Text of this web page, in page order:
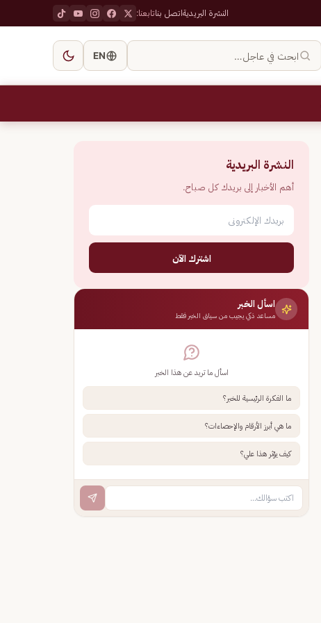
النشرة البريديةاتصل بناتابعنا:
ابحث في عاجل… EN
النشرة البريدية
أهم الأخبار إلى بريدك كل صباح.
اشترك الآن
اسأل الخبر
مساعد ذكي يجيب من سياق الخبر فقط
اسأل ما تريد عن هذا الخبر
ما الفكرة الرئيسية للخبر؟
ما هي أبرز الأرقام والإحصاءات؟
كيف يؤثر هذا علي؟